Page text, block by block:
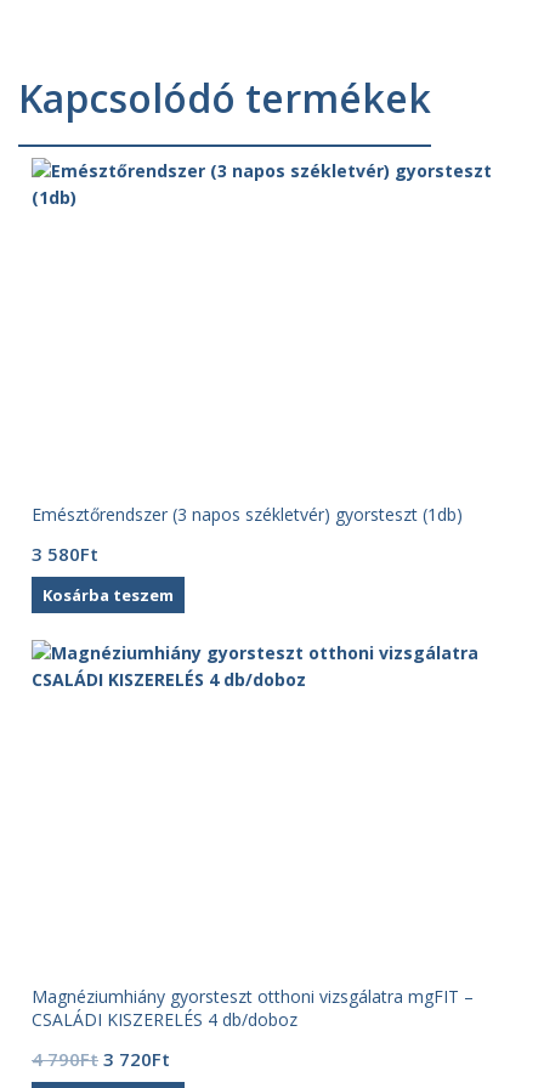
Kapcsolódó termékek
Emésztőrendszer (3 napos székletvér) gyorsteszt (1db)
3 580Ft
Kosárba teszem
Magnéziumhiány gyorsteszt otthoni vizsgálatra mgFIT –
CSALÁDI KISZERELÉS 4 db/doboz
4 790Ft Original
3 720Ft